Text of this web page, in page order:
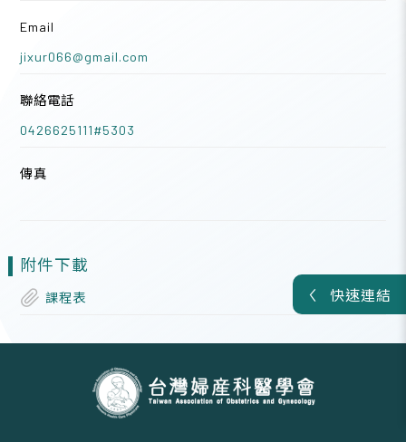
快速連結
Email
jixur066@gmail.com
聯絡電話
0426625111#5303
傳真
附件下載
課程表